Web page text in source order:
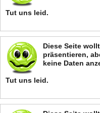
Tut uns leid.
Diese Seite
präsentieren,
keine Daten
Tut uns leid.